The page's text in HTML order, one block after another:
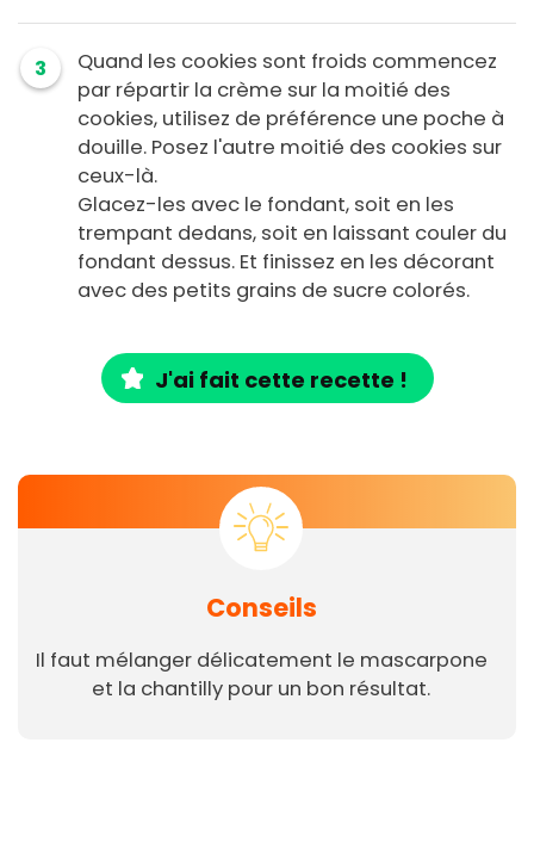
3
Quand les cookies sont froids commencez
par répartir la crème sur la moitié des
cookies, utilisez de préférence une poche à
douille. Posez l'autre moitié des cookies sur
ceux-là.
Glacez-les avec le fondant, soit en les
trempant dedans, soit en laissant couler du
fondant dessus. Et finissez en les décorant
avec des petits grains de sucre colorés.
J'ai fait cette recette !
Conseils
Il faut mélanger délicatement le mascarpone
et la chantilly pour un bon résultat.